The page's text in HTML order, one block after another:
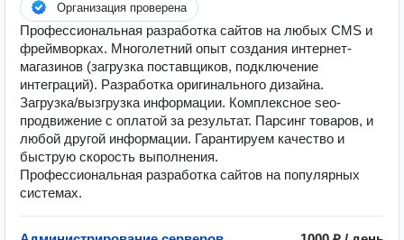
Организация проверена
Профессиональная разработка сайтов на любых CMS и
фреймворках. Многолетний опыт создания интернет-
магазинов (загрузка поставщиков, подключение
интеграций). Разработка оригинального дизайна.
Загрузка/вызгрузка информации. Комплексное seo-
продвижение с оплатой за результат. Парсинг товаров, и
любой другой информации. Гарантируем качество и
быструю скорость выполнения.
Профессиональная разработка сайтов на популярных
системах.